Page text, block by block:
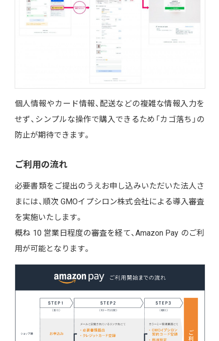
個人情報やカード情報、配送などの複雑な情報入力を
せず、シンプルな操作で購入できるため「カゴ落ち」の
防止が期待できます。
ご利用の流れ
必要書類をご提出のうえお申し込みいただいた法人さ
まには、順次 GMOイプシロン株式会社による導入審査
を実施いたします。
概ね 10 営業日程度の審査を経て、Amazon Pay のご利
用が可能となります。